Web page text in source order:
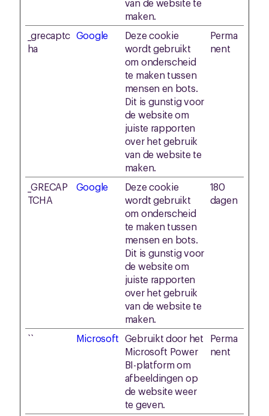
maken.
_grecaptc
ha
Google
Deze cookie
wordt gebruikt
om onderscheid
te maken tussen
mensen en bots.
Dit is gunstig voor
de website om
juiste rapporten
over het gebruik
van de website te
maken.
Perma
nent
_GRECAP
TCHA
Google
Deze cookie
wordt gebruikt
om onderscheid
te maken tussen
mensen en bots.
Dit is gunstig voor
de website om
juiste rapporten
over het gebruik
van de website te
maken.
180
dagen
`` Microsoft Gebruikt door het
Microsoft Power
BI-platform om
afbeeldingen op
de website weer
te geven.
Perma
nent